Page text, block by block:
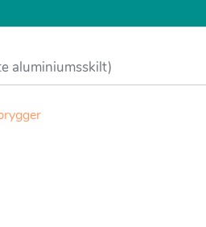
aluminiumsskilt)